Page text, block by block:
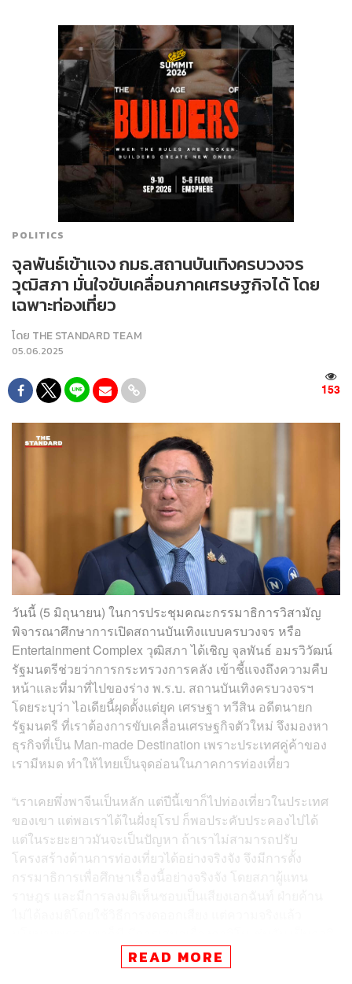
POLITICS
จุลพันธ์เข้าแจง กมธ.สถานบันเทิงครบวงจร
วุฒิสภา มั่นใจขับเคลื่อนภาคเศรษฐกิจได้ โดย
เฉพาะท่องเที่ยว
โดย THE STANDARD TEAM
05.06.2025
153
วันนี้ (5 มิถุนายน) ในการประชุมคณะกรรมาธิการวิสามัญ
พิจารณาศึกษาการเปิดสถานบันเทิงแบบครบวงจร หรือ
Entertainment Complex วุฒิสภา ได้เชิญ จุลพันธ์ อมรวิวัฒน์
รัฐมนตรีช่วยว่าการกระทรวงการคลัง เข้าชี้แจงถึงความคืบ
หน้าและที่มาที่ไปของร่าง พ.ร.บ. สถานบันเทิงครบวงจรฯ
โดยระบุว่า ไอเดียนี้ผุดตั้งแต่ยุค เศรษฐา ทวีสิน อดีตนายก
รัฐมนตรี ที่เราต้องการขับเคลื่อนเศรษฐกิจตัวใหม่ จึงมองหา
ธุรกิจที่เป็น Man-made Destination เพราะประเทศคู่ค้าของ
เรามีหมด ทำให้ไทยเป็นจุดอ่อนในภาคการท่องเที่ยว
“เราเคยพึ่งพาจีนเป็นหลัก แต่ปีนี้เขาก็ไปท่องเที่ยวในประเทศ
ของเขา แต่พอเราได้ในฝั่งยุโรป ก็พอประคับประคองไปได้
แต่ในระยะยาวมันจะเป็นปัญหา ถ้าเราไม่สามารถปรับ
โครงสร้างด้านการท่องเที่ยวได้อย่างจริงจัง จึงมีการตั้ง
กรรมาธิการเพื่อศึกษาเรื่องนี้อย่างจริงจัง โดยสภาผู้แทน
โนเล็กๆ ทั่วประเทศ หลักคิดจึงคล้ายกัน และการอภิปรายใน
สภาก็ไม่ได้อยู่ในจุดที่ค้าน เพียงแต่เป็นห่วงเรื่องกระบวนการ”
READ MORE